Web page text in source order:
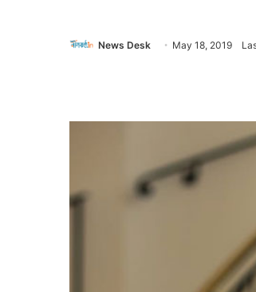
News Desk May 18, 2019